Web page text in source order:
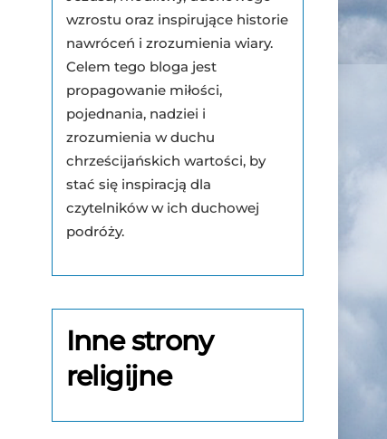
wzrostu oraz inspirujące historie
nawróceń i zrozumienia wiary.
Celem tego bloga jest
propagowanie miłości,
pojednania, nadziei i
zrozumienia w duchu
chrześcijańskich wartości, by
stać się inspiracją dla
czytelników w ich duchowej
podróży.
Inne strony
religijne